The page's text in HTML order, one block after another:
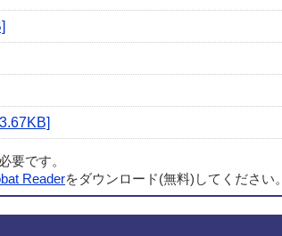
要です。
Readerをダウンロード(無料)してください。